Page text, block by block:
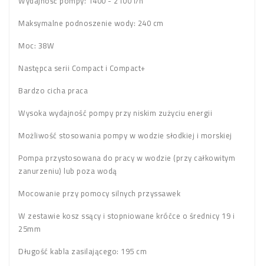
Maksymalne podnoszenie wody: 240 cm
Moc: 38W
Następca serii Compact i Compact+
Bardzo cicha praca
Wysoka wydajność pompy przy niskim zużyciu energii
Możliwość stosowania pompy w wodzie słodkiej i morskiej
Pompa przystosowana do pracy w wodzie (przy całkowitym
zanurzeniu) lub poza wodą
Mocowanie przy pomocy silnych przyssawek
W zestawie kosz ssący i stopniowane króćce o średnicy 19 i
25mm
Długość kabla zasilającego: 195 cm